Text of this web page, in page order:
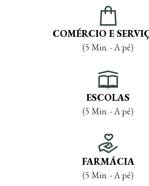
COMÉRCIO E
(5 Min. - A pé)
ESCOLAS
(5 Min. - A pé)
FARMÁCIA
(5 Min. - A pé)